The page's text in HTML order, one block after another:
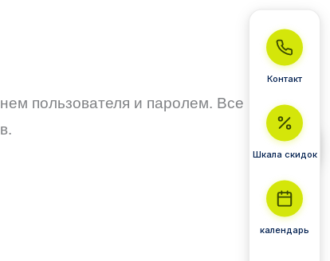
пользователя и паролем. Все курсы
Контакт
Шкала скидок
календарь